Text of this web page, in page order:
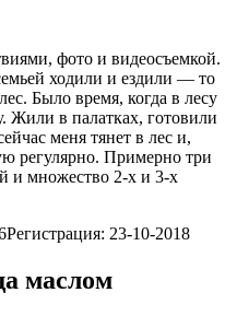
фото и видеосъемкой.
ходили и ездили — то
Было время, когда в лесу
Жили в палатках, готовили
меня тянет в лес и,
регулярно. Примерно три
и множество 2-х и 3-х
23-10-2018
маслом